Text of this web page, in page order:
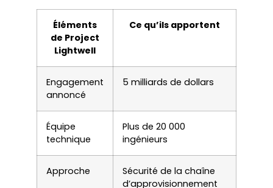
Éléments
de Project
Lightwell
Ce qu’ils apportent
Engagement
annoncé
5 milliards de dollars
Équipe
technique
Plus de 20 000
ingénieurs
Approche
Sécurité de la chaîne
d’approvisionnement